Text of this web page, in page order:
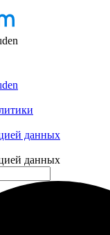
данных
данных